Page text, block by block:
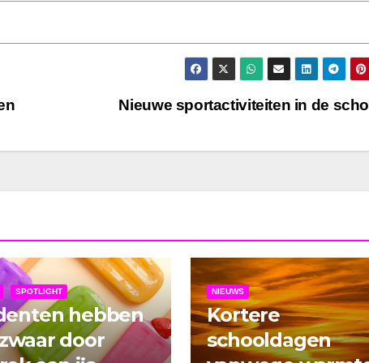
Nieuwe sportactiviteiten in de
SPOTLIGHT
hebben
door
NIEUWS
Kortere
schooldagen